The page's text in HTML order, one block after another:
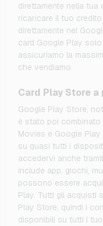
direttamente nella
ricaricare il tuo
direttamente nel
card Google Play
assicuriamo la
che vendiamo.
Card Play Store a
Google Play Store,
è stato poi combinato
Movies e Google
su quasi tutti i
accedervi anche
include app, giochi,
possono essere
Play. Tutti gli acquisti
Play Store, quindi i
disponibili su tutti i